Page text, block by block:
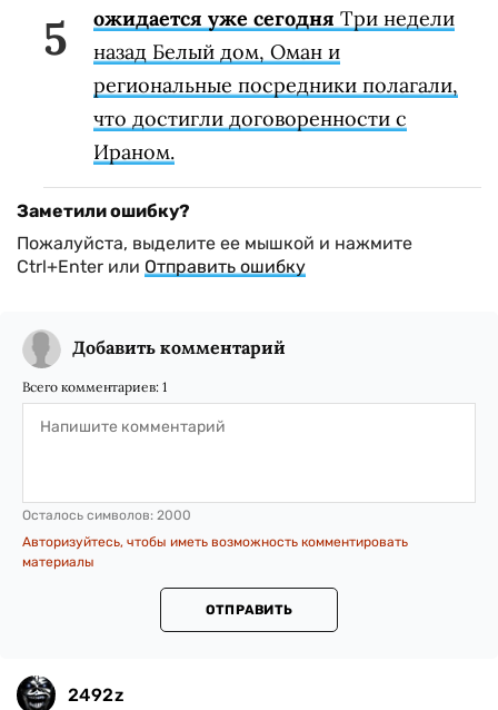
ожидается уже сегодня Три недели
назад Белый дом, Оман и
региональные посредники полагали,
что достигли договоренности с
Ираном.
Заметили ошибку?
Пожалуйста, выделите ее мышкой и нажмите
Ctrl+Enter или Отправить ошибку
Добавить комментарий
Всего комментариев: 1
Осталось символов: 2000
Авторизуйтесь, чтобы иметь возможность комментировать
материалы
ОТПРАВИТЬ
2492z